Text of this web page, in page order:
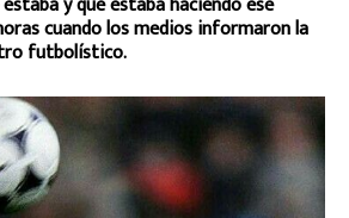
cuando los medios informaron la
futbolístico.